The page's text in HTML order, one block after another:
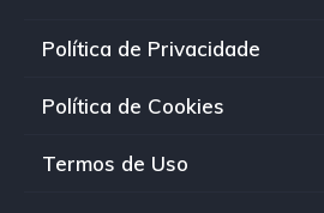
Política de Privacidade
Política de Cookies
Termos de Uso